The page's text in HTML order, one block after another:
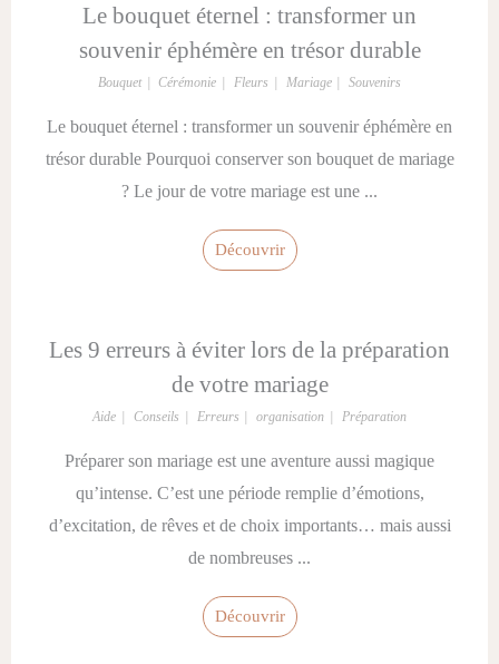
Le bouquet éternel : transformer un
souvenir éphémère en trésor durable
Bouquet Cérémonie Fleurs Mariage Souvenirs
Le bouquet éternel : transformer un souvenir éphémère en
trésor durable Pourquoi conserver son bouquet de mariage
? Le jour de votre mariage est une ...
Découvrir
Les 9 erreurs à éviter lors de la préparation
de votre mariage
Aide Conseils Erreurs organisation Préparation
Préparer son mariage est une aventure aussi magique
qu’intense. C’est une période remplie d’émotions,
d’excitation, de rêves et de choix importants… mais aussi
de nombreuses ...
Découvrir